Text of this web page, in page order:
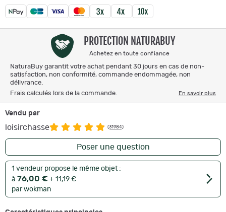
PROTECTION NATURABUY
Achetez en toute confiance
NaturaBuy garantit votre achat pendant 30 jours en cas de non-
satisfaction, non conformité, commande endommagée, non
délivrance.
Frais calculés lors de la commande.
En savoir plus
Vendu par
loisirchasse (31984)
Poser une question
1 vendeur propose le même objet :
à 76,00 € + 11,19 €
par wokman